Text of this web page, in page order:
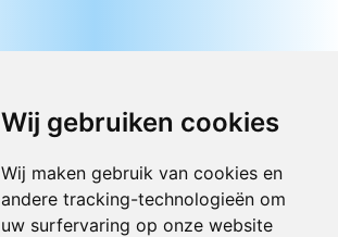
Wij gebruiken cookies
Wij maken gebruik van cookies en
andere tracking-technologieën om
uw surfervaring op onze website